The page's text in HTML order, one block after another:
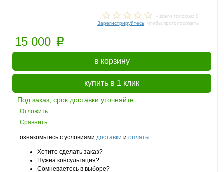
- всего голосов: 0
Зарегистрируйтесь , чтобы проголосовать
15 000 p
в корзину
купить в 1 клик
Под заказ, срок доставки уточняйте
Отложить
Сравнить
ознакомьтесь с условиями доставки и оплаты
Хотите сделать заказ?
Нужна консультация?
Сомневаетесь в выборе?